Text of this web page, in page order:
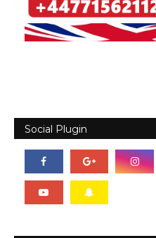
Social Plugin